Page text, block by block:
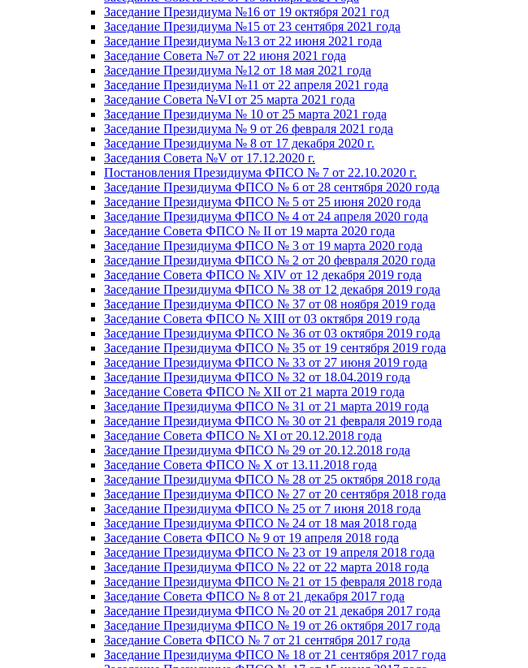
Заседание Президиума №16 от 19 октября 2021 год
Заседание Президиума №15 от 23 сентября 2021 года
Заседание Президиума №13 от 22 июня 2021 года
Заседание Совета №7 от 22 июня 2021 года
Заседание Президиума №12 от 18 мая 2021 года
Заседание Президиума №11 от 22 апреля 2021 года
Заседание Совета №VI от 25 марта 2021 года
Заседание Президиума № 10 от 25 марта 2021 года
Заседание Президиума № 9 от 26 февраля 2021 года
Заседание Президиума № 8 от 17 декабря 2020 г.
Заседания Совета №V от 17.12.2020 г.
Постановления Президиума ФПСО № 7 от 22.10.2020 г.
Заседание Президиума ФПСО № 6 от 28 сентября 2020 года
Заседание Президиума ФПСО № 5 от 25 июня 2020 года
Заседание Президиума ФПСО № 4 от 24 апреля 2020 года
Заседание Совета ФПСО № II от 19 марта 2020 года
Заседание Президиума ФПСО № 3 от 19 марта 2020 года
Заседание Президиума ФПСО № 2 от 20 февраля 2020 года
Заседание Совета ФПСО № XIV от 12 декабря 2019 года
Заседание Президиума ФПСО № 38 от 12 декабря 2019 года
Заседание Президиума ФПСО № 37 от 08 ноября 2019 года
Заседание Совета ФПСО № XIII от 03 октября 2019 года
Заседание Президиума ФПСО № 36 от 03 октября 2019 года
Заседание Президиума ФПСО № 35 от 19 сентября 2019 года
Заседание Президиума ФПСО № 33 от 27 июня 2019 года
Заседание Президиума ФПСО № 32 от 18.04.2019 года
Заседание Совета ФПСО № XII от 21 марта 2019 года
Заседание Президиума ФПСО № 31 от 21 марта 2019 года
Заседание Президиума ФПСО № 30 от 21 февраля 2019 года
Заседание Совета ФПСО № XI от 20.12.2018 года
Заседание Президиума ФПСО № 29 от 20.12.2018 года
Заседание Совета ФПСО № X от 13.11.2018 года
Заседание Президиума ФПСО № 28 от 25 октября 2018 года
Заседание Президиума ФПСО № 27 от 20 сентября 2018 года
Заседание Президиума ФПСО № 25 от 7 июня 2018 года
Заседание Президиума ФПСО № 24 от 18 мая 2018 года
Заседание Совета ФПСО № 9 от 19 апреля 2018 года
Заседание Президиума ФПСО № 23 от 19 апреля 2018 года
Заседание Президиума ФПСО № 22 от 22 марта 2018 года
Заседание Президиума ФПСО № 21 от 15 февраля 2018 года
Заседание Совета ФПСО № 8 от 21 декабря 2017 года
Заседание Президиума ФПСО № 20 от 21 декабря 2017 года
Заседание Президиума ФПСО № 19 от 26 октября 2017 года
Заседание Совета ФПСО № 7 от 21 сентября 2017 года
Заседание Президиума ФПСО № 18 от 21 сентября 2017 года